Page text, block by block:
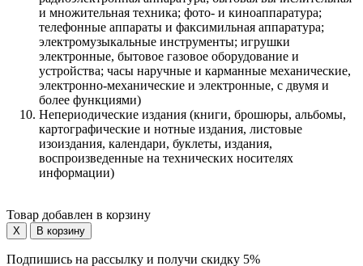
и множительная техника; фото- и киноаппаратура;
телефонные аппараты и факсимильная аппаратура;
электромузыкальные инструменты; игрушки
электронные, бытовое газовое оборудование и
устройства; часы наручные и карманные механические,
электронно-механические и электронные, с двумя и
более функциями)
Непериодические издания (книги, брошюры, альбомы,
картографические и нотные издания, листовые
изоиздания, календари, буклеты, издания,
воспроизведенные на технических носителях
информации)
Товар добавлен в корзину
Подпишись на рассылку и получи скидку 5%